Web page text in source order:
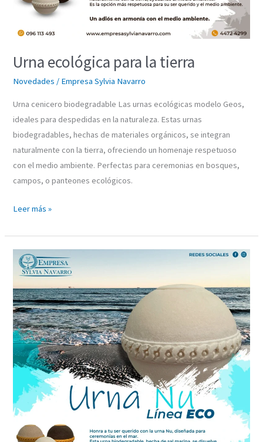
Urna ecológica para la tierra
Novedades / Empresa Sylvia Navarro
Urna cenicero biodegradable Las urnas ecológicas modelo Geos,
ideales para despedidas en la naturaleza. Estas urnas
biodegradables, hechas de materiales orgánicos, se integran
naturalmente con la tierra, ofreciendo un homenaje respetuoso
con el medio ambiente. Perfectas para ceremonias en bosques,
campos, o panteones ecológicos.
Leer más »
Urna
ecológica
para
el
mar